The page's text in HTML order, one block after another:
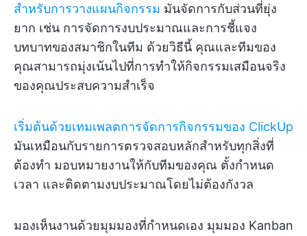
สำหรับการวางแผนกิจกรรม มันจัดการกับส่วนที่ยุ่ง
ยาก เช่น การจัดการงบประมาณและการชี้แจง
บทบาทของสมาชิกในทีม ด้วยวิธีนี้ คุณและทีมของ
คุณสามารถมุ่งเน้นไปที่การทำให้กิจกรรมเสมือนจริง
ของคุณประสบความสำเร็จ
เริ่มต้นด้วยเทมเพลตการจัดการกิจกรรมของ ClickUp
มันเหมือนกับรายการตรวจสอบหลักสำหรับทุกสิ่งที่
ต้องทำ มอบหมายงานให้กับทีมของคุณ ตั้งกำหนด
เวลา และติดตามงบประมาณโดยไม่ต้องกังวล
มองเห็นงานด้วยมุมมองที่กำหนดเอง มุมมอง Kanban